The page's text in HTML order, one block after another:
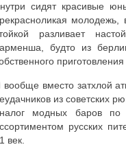
сидят красивые
молодежь,
разливает
будто из
вообще вместо затхлой
из советских
модных баров
русских
век.